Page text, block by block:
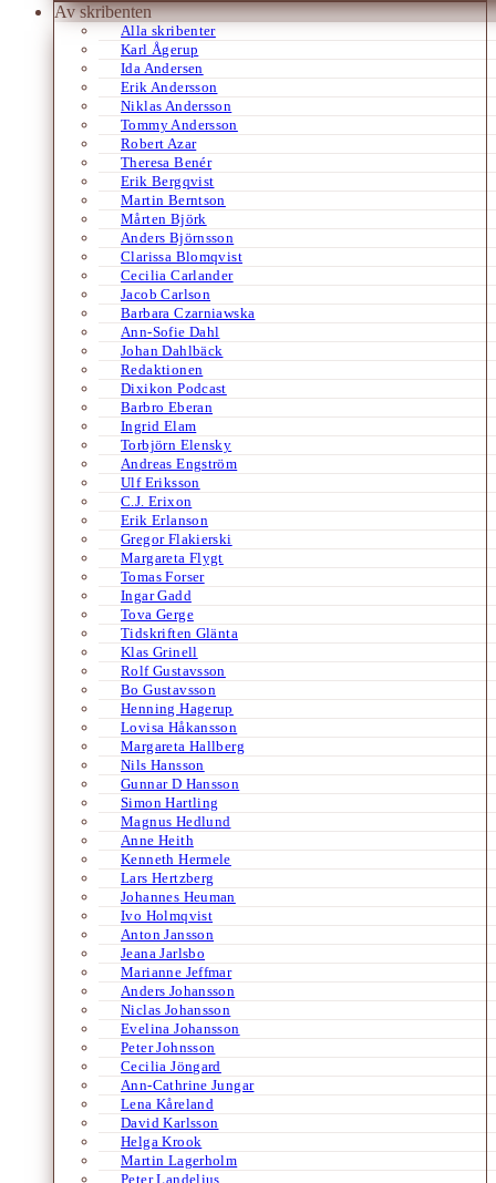
Av skribenten
Alla skribenter
Karl Ågerup
Ida Andersen
Erik Andersson
Niklas Andersson
Tommy Andersson
Robert Azar
Theresa Benér
Erik Bergqvist
Martin Berntson
Mårten Björk
Anders Björnsson
Clarissa Blomqvist
Cecilia Carlander
Jacob Carlson
Barbara Czarniawska
Ann-Sofie Dahl
Johan Dahlbäck
Redaktionen
Dixikon Podcast
Barbro Eberan
Ingrid Elam
Torbjörn Elensky
Andreas Engström
Ulf Eriksson
C.J. Erixon
Erik Erlanson
Gregor Flakierski
Margareta Flygt
Tomas Forser
Ingar Gadd
Tova Gerge
Tidskriften Glänta
Klas Grinell
Rolf Gustavsson
Bo Gustavsson
Henning Hagerup
Lovisa Håkansson
Margareta Hallberg
Nils Hansson
Gunnar D Hansson
Simon Hartling
Magnus Hedlund
Anne Heith
Kenneth Hermele
Lars Hertzberg
Johannes Heuman
Ivo Holmqvist
Anton Jansson
Jeana Jarlsbo
Marianne Jeffmar
Anders Johansson
Niclas Johansson
Evelina Johansson
Peter Johnsson
Cecilia Jöngard
Ann-Cathrine Jungar
Lena Kåreland
David Karlsson
Helga Krook
Martin Lagerholm
Peter Landelius